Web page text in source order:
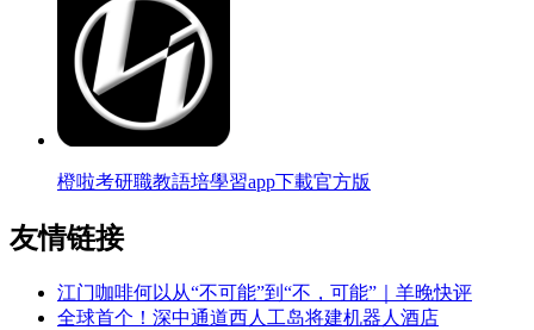
橙啦考研職教語培學習app下載官方版
友情链接
江门咖啡何以从“不可能”到“不，可能”｜羊晚快评
全球首个！深中通道西人工岛将建机器人酒店